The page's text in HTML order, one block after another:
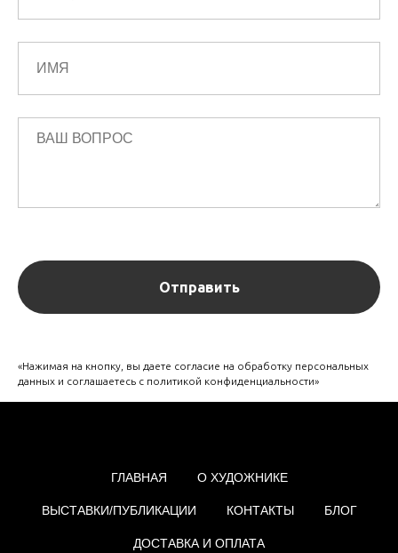
Отправить
«Нажимая на кнопку, вы даете согласие на обработку персональных
данных и соглашаетесь c политикой конфиденциальности»
ГЛАВНАЯ О ХУДОЖНИКЕ
ВЫСТАВКИ/ПУБЛИКАЦИИ КОНТАКТЫ БЛОГ
ДОСТАВКА И ОПЛАТА